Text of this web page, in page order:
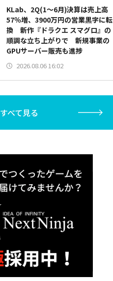
KLab、2Q(1～6月)決算は売上高
57％増、3900万円の営業黒字に転
換 新作『ドラクエ スマグロ』の
順調な立ち上がりで 新規事業の
GPUサーバー販売も進捗
2026.08.06 16:02
すべて見る